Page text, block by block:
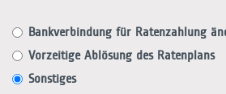
Bankverbindung für Ratenzahlung
Vorzeitige Ablösung des Ratenplans
Sonstiges